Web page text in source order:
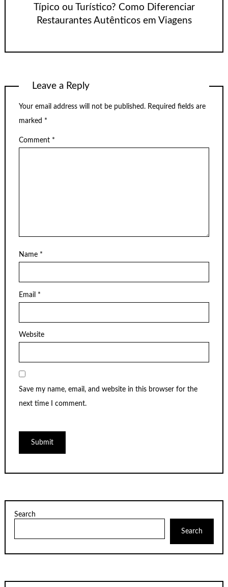
Típico ou Turístico? Como Diferenciar
Restaurantes Autênticos em Viagens
Leave a Reply
Your email address will not be published. Required fields are
marked *
Comment *
Name *
Email *
Website
Save my name, email, and website in this browser for the
next time I comment.
Search
Search